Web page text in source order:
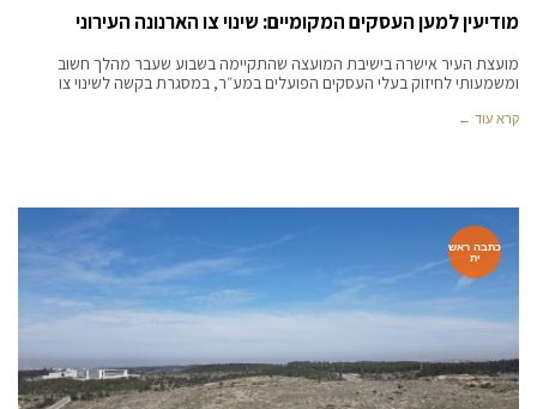
מודיעין למען העסקים המקומיים: שינוי צו הארנונה העירוני
מועצת העיר אישרה בישיבת המועצה שהתקיימה בשבוע שעבר מהלך חשוב
ומשמעותי לחיזוק בעלי העסקים הפועלים במע״ר, במסגרת בקשה לשינוי צו
קרא עוד ←
כתבה ראש
ית